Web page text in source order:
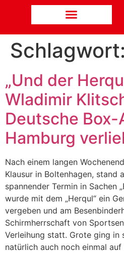
Schlagwort:
„Und der
Wladimir
Deutsche Box-
Hamburg
Nach einem langen
Klausur in Boltenhagen, stand
spannender Termin in Sachen
wurde mit dem „Herqul“ ein
vergeben und am
Schirmherrschaft von
Verleihung statt. Grote ging in
natürlich auch noch einmal